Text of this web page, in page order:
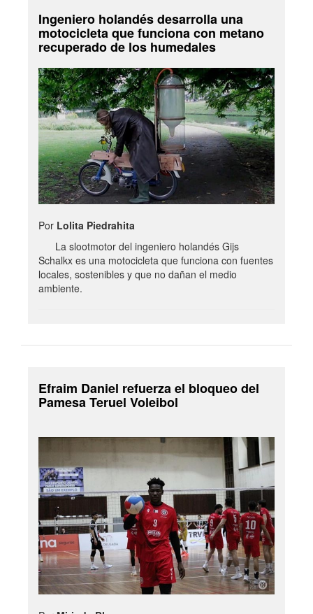
Ingeniero holandés desarrolla una
motocicleta que funciona con metano
recuperado de los humedales
Por Lolita Piedrahita
La slootmotor del ingeniero holandés Gijs
Schalkx es una motocicleta que funciona con fuentes
locales, sostenibles y que no dañan el medio
ambiente.
Efraim Daniel refuerza el bloqueo del
Pamesa Teruel Voleibol